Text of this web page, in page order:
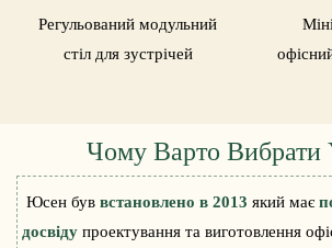
Регульований модульний
стіл для зустрічей
Чому Варто Вибрати
Юсен буввстановлено в 2013який має
досвідупроектування та виготовлення